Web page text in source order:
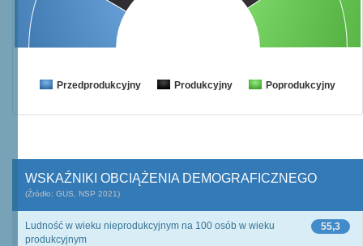
Przedprodukcyjny Produkcyjny Poprodukcyjny
WSKAŹNIKI OBCIĄŻENIA DEMOGRAFICZNEGO
(Źródło: GUS, NSP 2021)
55,3
Ludność w wieku nieprodukcyjnym na 100 osób w wieku
produkcyjnym